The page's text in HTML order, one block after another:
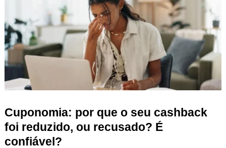
Cuponomia: por que o seu cashback
foi reduzido, ou recusado? É
confiável?